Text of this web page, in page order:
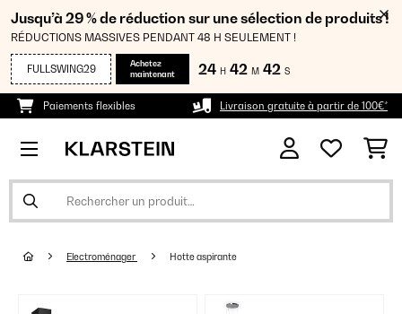
Jusqu’à 29 % de réduction sur une sélection de produits !
RÉDUCTIONS MASSIVES PENDANT 48 H SEULEMENT !
FULLSWING29
Achetez
maintenant
24 H 42 M 41 S
Paiements flexibles Livraison gratuite à partir de 100€*
Electroménager Hotte aspirante